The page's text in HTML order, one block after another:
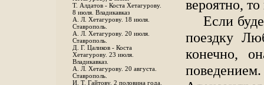
Т. Алдатов - Коста Хетагурову.
8 июля. Владикавказ
А. Л. Хетагурову. 18 июля.
Ставрополь.
А. Л. Хетагурову. 20 июля.
Ставрополь.
Д. Г. Цаликов - Коста
Хетагурову. 23 июля.
Владикавказ.
А. Л. Хетагурову. 20 августа.
Ставрополь.
И. Т. Гайтову. 2 половина года.
вероятно,
Если
поездку
конечно,